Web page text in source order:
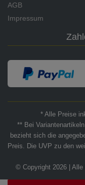
AGB
Impressum
* Alle Preise
** Bei
bezieht sich die
Preis. Die UVP zu den
© Copyright 2026 | Alle